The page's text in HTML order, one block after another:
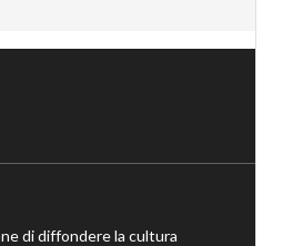
di diffondere la cultura